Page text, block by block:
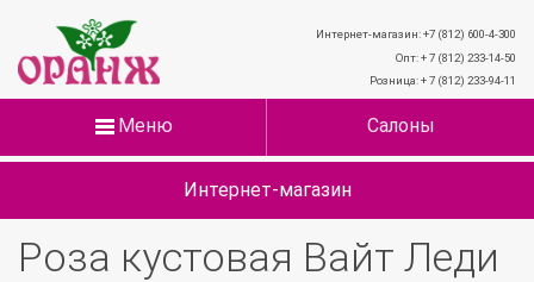
Интернет-магазин: +7 (812) 600-4-300
Опт: + 7 (812) 233-14-50
Розница: + 7 (812) 233-94-11
Меню Салоны
Интернет-магазин
Роза кустовая Вайт Леди